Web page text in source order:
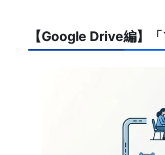
【Google Drive編】